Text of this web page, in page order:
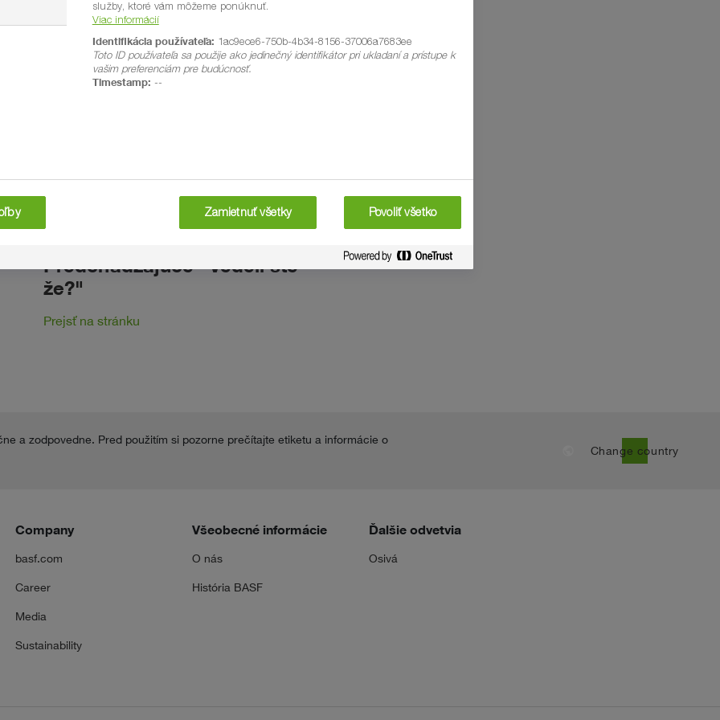
Predchádzajúce "Vedeli ste
že?"
Prejsť na stránku
a zodpovedne. Pred použitím si pozorne prečítajte etiketu a informácie o
Change country
Company
basf.com
Career
Media
Sustainability
Všeobecné informácie
O nás
História BASF
Ďalšie odvetvia
Osivá
služby, ktoré vám môžeme ponúknuť.
Viac informácií
Identifikácia používateľa: 1ac9ece6-750b-4b34-8156-37006a7683ee
Toto ID používateľa sa použije ako jedinečný identifikátor pri ukladaní a prístupe k
vašim preferenciám pre budúcnosť.
Timestamp: --
Zamietnuť všetky Povoliť všetko